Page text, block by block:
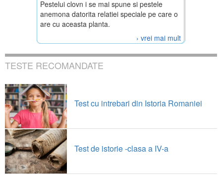
Pestelui clovn i se mai spune si pestele
anemona datorita relatiei speciale pe care o
are cu aceasta planta.
› vrei mai mult
TESTE RECOMANDATE
Test cu intrebari din Istoria Romaniei
Test de istorie -clasa a IV-a